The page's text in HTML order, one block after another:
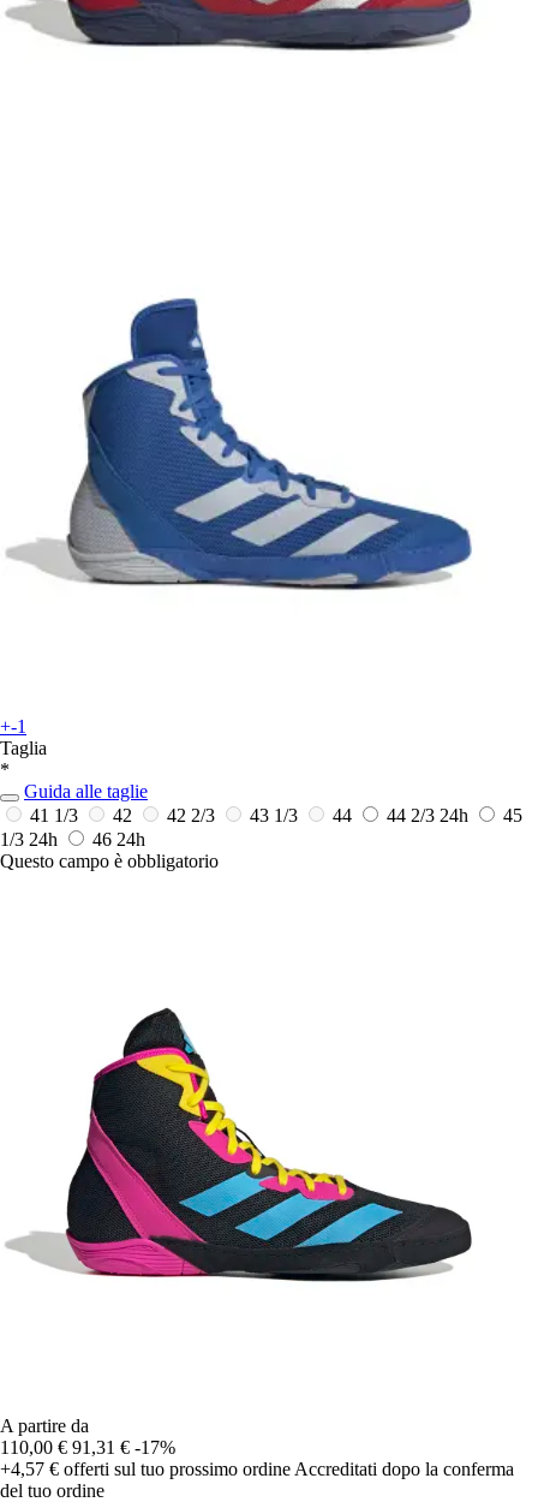
+-1
Taglia
*
Guida alle taglie
41 1/3
42 42 2/3 43 1/3 44 44 2/3 24h
45
1/3 24h 46 24h
Questo campo è obbligatorio
A partire da
110,00 € 91,31 € -17%
+4,57 € offerti sul tuo prossimo ordine Accreditati dopo la conferma
del tuo ordine